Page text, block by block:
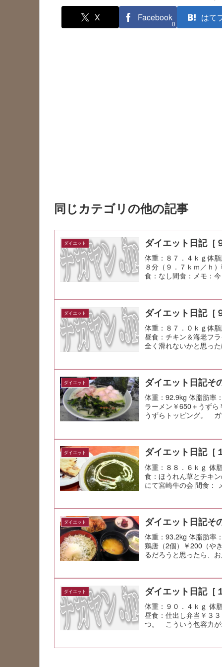
X Facebook
0
はて
同じカテゴリの他の記事
ダイエット ダイエット日記［
体重：８７．４ｋｇ体
８分（９．７ｋｍ／ｈ
食：なし間食：メモ：
ダイエット ダイエット日記［
体重：８７．０ｋｇ体
昼食：チキン＆海老フ
全く滑れないかと思っ
ダイエット ダイエット日記そ
体重：92.9kg 体脂肪率
ラーメン￥650＋うず
うずらトッピング。
ダイエット ダイエット日記［
体重：８８．６ｋｇ 体
食：ほうれん草とチキ
にて宮崎牛の会 間食：
ダイエット ダイエット日記そ
体重：93.2kg 体脂肪率
鶏唐（2個）￥200（や
るだろうと思ったら、
ダイエット ダイエット日記［
体重：９０．４ｋｇ 体
昼食：仕出し弁当￥３
つ。 こういう包容力が